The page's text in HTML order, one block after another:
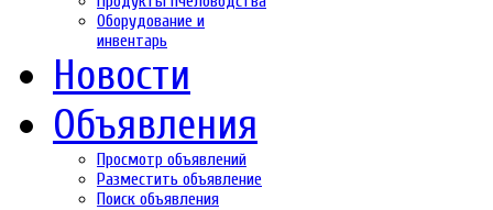
Оборудование и
инвентарь
Новости
Объявления
Просмотр объявлений
Разместить объявление
Поиск объявления